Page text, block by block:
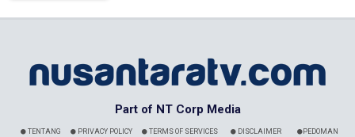
Part of NT Corp Media
TENTANG PRIVACY POLICY TERMS OF SERVICES DISCLAIMER PEDOMAN